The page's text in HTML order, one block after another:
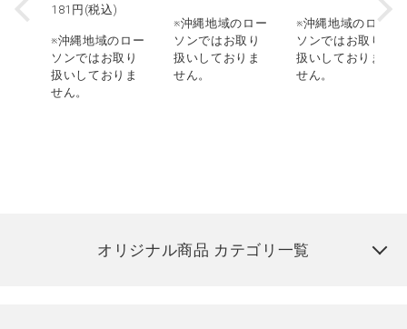
181 円(税込)
※沖縄地域のロー
ソンではお取り
扱いしておりま
せん。
※沖縄地域のロー
ソンではお取り
扱いしておりま
せん。
※沖縄地域のロー
ソンではお取り
扱いしておりま
せん。
オリジナル商品 カテゴリ一覧